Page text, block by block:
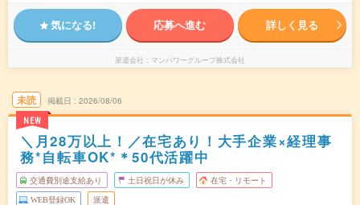
気になる! 応募へ進む 詳しく見る
派遣会社 マンパワーグループ株式会社
未読
NEW
掲載日 2026/08/06
＼月28万以上！／在宅あり！大手企業×経理事
務*自転車OK*＊50代活躍中
交通費別途支給あり 土日祝日が休み 在宅・リモート
WEB登録OK 派遣